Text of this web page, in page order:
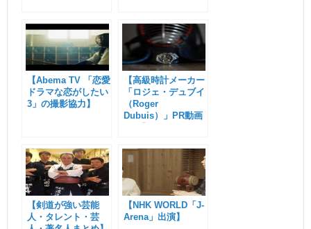
【Abema TV 「恋愛
ドラマな恋がしたい
3」の撮影協力】
【高級時計メーカー
「ロジェ・デュブイ
（Roger
Dubuis）」PR動画
【剣道が強い芸能
人・タレント・芸
【NHK WORLD「J-
Arena」出演】